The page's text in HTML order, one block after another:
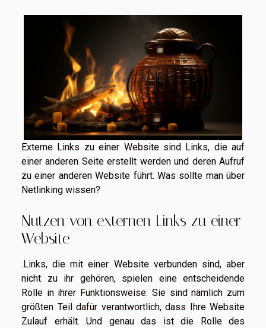
Externe Links zu einer Website sind Links, die auf
einer anderen Seite erstellt werden und deren Aufruf
zu einer anderen Website führt. Was sollte man über
Netlinking wissen?
Nutzen von externen Links zu einer
Website
.Links, die mit einer Website verbunden sind, aber
nicht zu ihr gehören, spielen eine entscheidende
Rolle in ihrer Funktionsweise. Sie sind nämlich zum
größten Teil dafür verantwortlich, dass Ihre Website
Zulauf erhält. Und genau das ist die Rolle des